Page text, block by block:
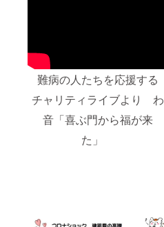
難病の人たちを応援する
チャリティライブより わ
音「喜ぶ門から福が来
た」